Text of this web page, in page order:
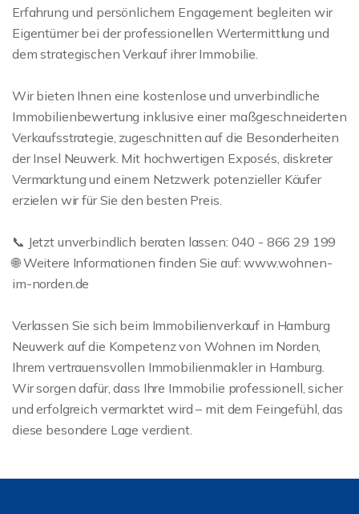
Erfahrung und persönlichem Engagement begleiten wir
Eigentümer bei der professionellen Wertermittlung und
dem strategischen Verkauf ihrer Immobilie.
Wir bieten Ihnen eine kostenlose und unverbindliche
Immobilienbewertung inklusive einer maßgeschneiderten
Verkaufsstrategie, zugeschnitten auf die Besonderheiten
der Insel Neuwerk. Mit hochwertigen Exposés, diskreter
Vermarktung und einem Netzwerk potenzieller Käufer
erzielen wir für Sie den besten Preis.
📞 Jetzt unverbindlich beraten lassen: 040 - 866 29 199
🌐 Weitere Informationen finden Sie auf: www.wohnen-
im-norden.de
Verlassen Sie sich beim Immobilienverkauf in Hamburg
Neuwerk auf die Kompetenz von Wohnen im Norden,
Ihrem vertrauensvollen Immobilienmakler in Hamburg.
Wir sorgen dafür, dass Ihre Immobilie professionell, sicher
und erfolgreich vermarktet wird – mit dem Feingefühl, das
diese besondere Lage verdient.